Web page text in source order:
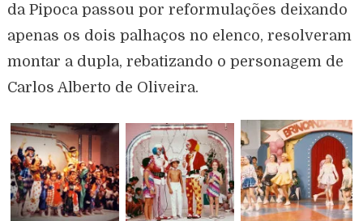
da Pipoca passou por reformulações deixando
apenas os dois palhaços no elenco, resolveram
montar a dupla, rebatizando o personagem de
Carlos Alberto de Oliveira.